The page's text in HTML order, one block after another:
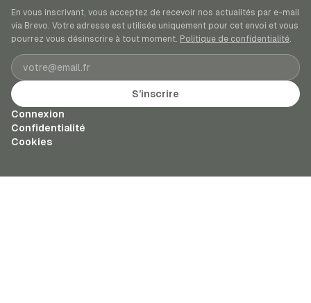
En vous inscrivant, vous acceptez de recevoir nos actualités par e-mail
via Brevo. Votre adresse est utilisée uniquement pour cet envoi et vous
pourrez vous désinscrire à tout moment. Politique de confidentialité.
Adresse e-mail
S’inscrire
Connexion
Confidentialité
Cookies